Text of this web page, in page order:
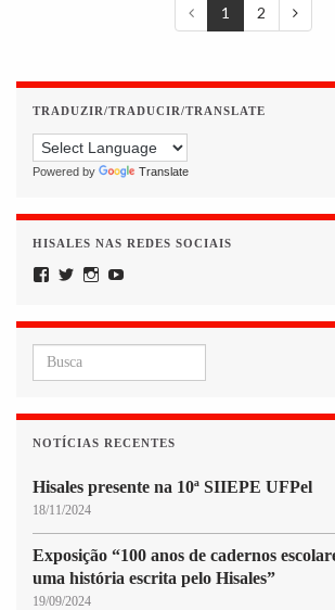
1 2
TRADUZIR/TRADUCIR/TRANSLATE
Powered by Translate
HISALES NAS REDES SOCIAIS
Facebook
TwitterInstagram
NOTÍCIAS RECENTES
Hisales presente na 10ª SIIEPE UFPel
18/11/2024
Exposição “100 anos de cadernos
uma história escrita pelo Hisales”
19/09/2024